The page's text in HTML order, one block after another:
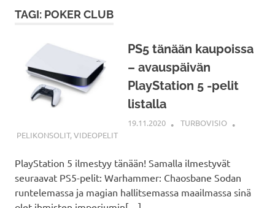
TAGI: POKER CLUB
PS5 tänään kaupoissa
– avauspäivän
PlayStation 5 -pelit
listalla
19.11.2020
TURBOVISIO
PELIKONSOLIT,VIDEOPELIT
PlayStation 5 ilmestyy tänään! Samalla ilmestyvät
seuraavat PS5-pelit: Warhammer: Chaosbane Sodan
runtelemassa ja magian hallitsemassa maailmassa sinä